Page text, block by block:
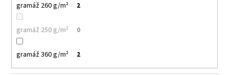
gramáž 260 g/m² 2
gramáž 250 g/m² 0
gramáž 360 g/m² 2